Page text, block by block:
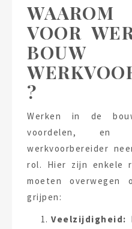
VOOR
?
Werken in de
voordelen,
werkvoorbereider
rol. Hier zijn enkele
moeten overwegen
grijpen:
Veelzijdigheid: